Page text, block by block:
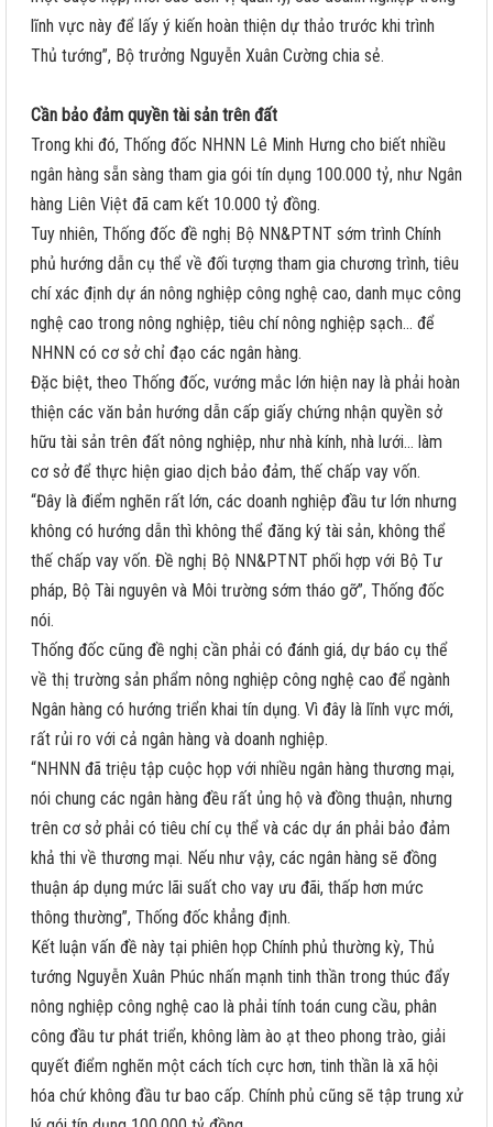
lĩnh vực này để lấy ý kiến hoàn thiện dự thảo trước khi trình
Thủ tướng”, Bộ trưởng Nguyễn Xuân Cường chia sẻ.
Cần bảo đảm quyền tài sản trên đất
Trong khi đó, Thống đốc NHNN Lê Minh Hưng cho biết nhiều
ngân hàng sẵn sàng tham gia gói tín dụng 100.000 tỷ, như Ngân
hàng Liên Việt đã cam kết 10.000 tỷ đồng.
Tuy nhiên, Thống đốc đề nghị Bộ NN&PTNT sớm trình Chính
phủ hướng dẫn cụ thể về đối tượng tham gia chương trình, tiêu
chí xác định dự án nông nghiệp công nghệ cao, danh mục công
nghệ cao trong nông nghiệp, tiêu chí nông nghiệp sạch… để
NHNN có cơ sở chỉ đạo các ngân hàng.
Đặc biệt, theo Thống đốc, vướng mắc lớn hiện nay là phải hoàn
thiện các văn bản hướng dẫn cấp giấy chứng nhận quyền sở
hữu tài sản trên đất nông nghiệp, như nhà kính, nhà lưới… làm
cơ sở để thực hiện giao dịch bảo đảm, thế chấp vay vốn.
“Đây là điểm nghẽn rất lớn, các doanh nghiệp đầu tư lớn nhưng
không có hướng dẫn thì không thể đăng ký tài sản, không thể
thế chấp vay vốn. Đề nghị Bộ NN&PTNT phối hợp với Bộ Tư
pháp, Bộ Tài nguyên và Môi trường sớm tháo gỡ”, Thống đốc
nói.
Thống đốc cũng đề nghị cần phải có đánh giá, dự báo cụ thể
về thị trường sản phẩm nông nghiệp công nghệ cao để ngành
Ngân hàng có hướng triển khai tín dụng. Vì đây là lĩnh vực mới,
rất rủi ro với cả ngân hàng và doanh nghiệp.
“NHNN đã triệu tập cuộc họp với nhiều ngân hàng thương mại,
nói chung các ngân hàng đều rất ủng hộ và đồng thuận, nhưng
trên cơ sở phải có tiêu chí cụ thể và các dự án phải bảo đảm
khả thi về thương mại. Nếu như vậy, các ngân hàng sẽ đồng
thuận áp dụng mức lãi suất cho vay ưu đãi, thấp hơn mức
thông thường”, Thống đốc khẳng định.
Kết luận vấn đề này tại phiên họp Chính phủ thường kỳ, Thủ
tướng Nguyễn Xuân Phúc nhấn mạnh tinh thần trong thúc đẩy
nông nghiệp công nghệ cao là phải tính toán cung cầu, phân
công đầu tư phát triển, không làm ào ạt theo phong trào, giải
quyết điểm nghẽn một cách tích cực hơn, tinh thần là xã hội
hóa chứ không đầu tư bao cấp. Chính phủ cũng sẽ tập trung xử